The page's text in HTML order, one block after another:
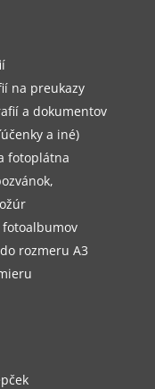
na preukazy
a dokumentov
a iné)
fotoplátna
rozmeru A3